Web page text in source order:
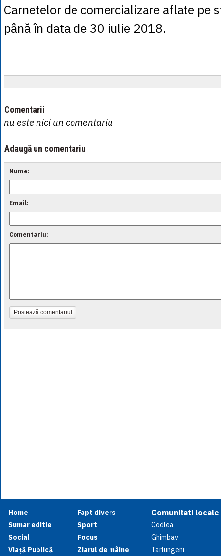
Carnetelor de comercializare aflate pe
până în data de 30 iulie 2018.
Comentarii
nu este nici un comentariu
Adaugă un comentariu
Nume:
Email:
Comentariu:
Postează comentariul
Home
Sumar editie
Social
Viață Publică
Fapt divers
Sport
Focus
Ziarul de mâine
Comunitati locale
Codlea
Ghimbav
Tarlungeni